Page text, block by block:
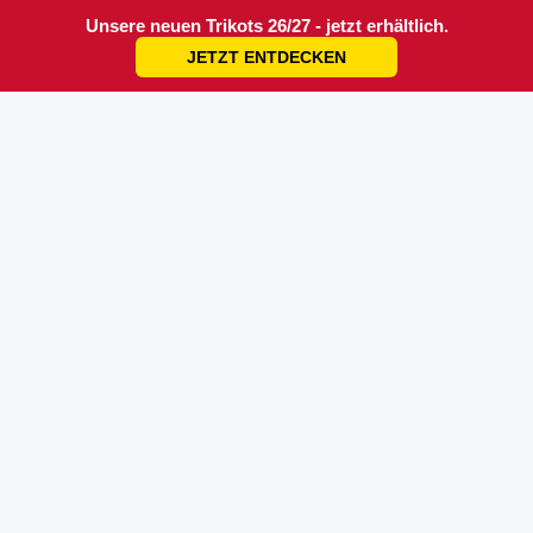
Unsere neuen Trikots 26/27 - jetzt erhältlich.
JETZT ENTDECKEN